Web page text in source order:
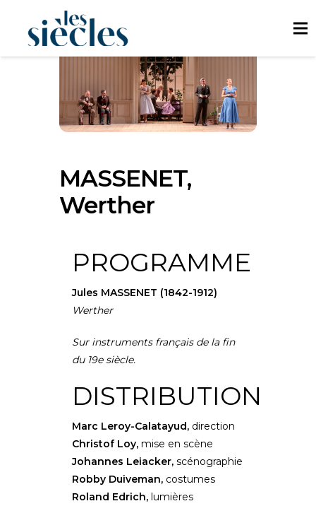
MASSENET,
Werther
PROGRAMME
Jules MASSENET (1842-1912)
Werther
Sur instruments français de la fin
du 19e siècle.
DISTRIBUTION
Marc Leroy-Calatayud, direction
Christof Loy, mise en scène
Johannes Leiacker, scénographie
Robby Duiveman, costumes
Roland Edrich, lumières